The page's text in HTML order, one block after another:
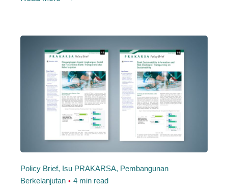
Policy Brief Isu PRAKARSA Pembangunan
Berkelanjutan
4 min read